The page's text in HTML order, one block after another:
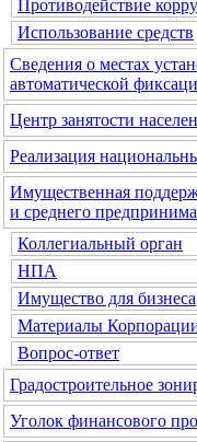
Противодействие
Использование средств
Сведения о местах
автоматической
Центр занятости
Реализация
Имущественная
и среднего
Коллегиальный орган
НПА
Имущество для бизнеса
Материалы
Вопрос-ответ
Градостроительное
Уголок финансового